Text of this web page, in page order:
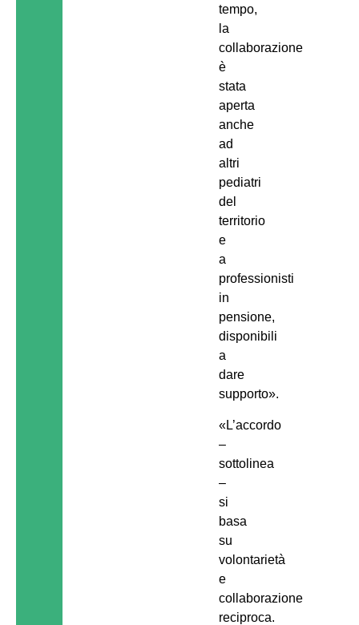
tempo,
la
collaborazione
è
stata
aperta
anche
ad
altri
pediatri
del
territorio
e
a
professionisti
in
pensione,
disponibili
a
dare
supporto».
«L’accordo
–
sottolinea
–
si
basa
su
volontarietà
e
collaborazione
reciproca.